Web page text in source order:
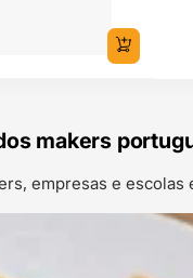
makers
empresas e escolas